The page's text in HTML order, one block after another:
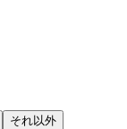
それ以外